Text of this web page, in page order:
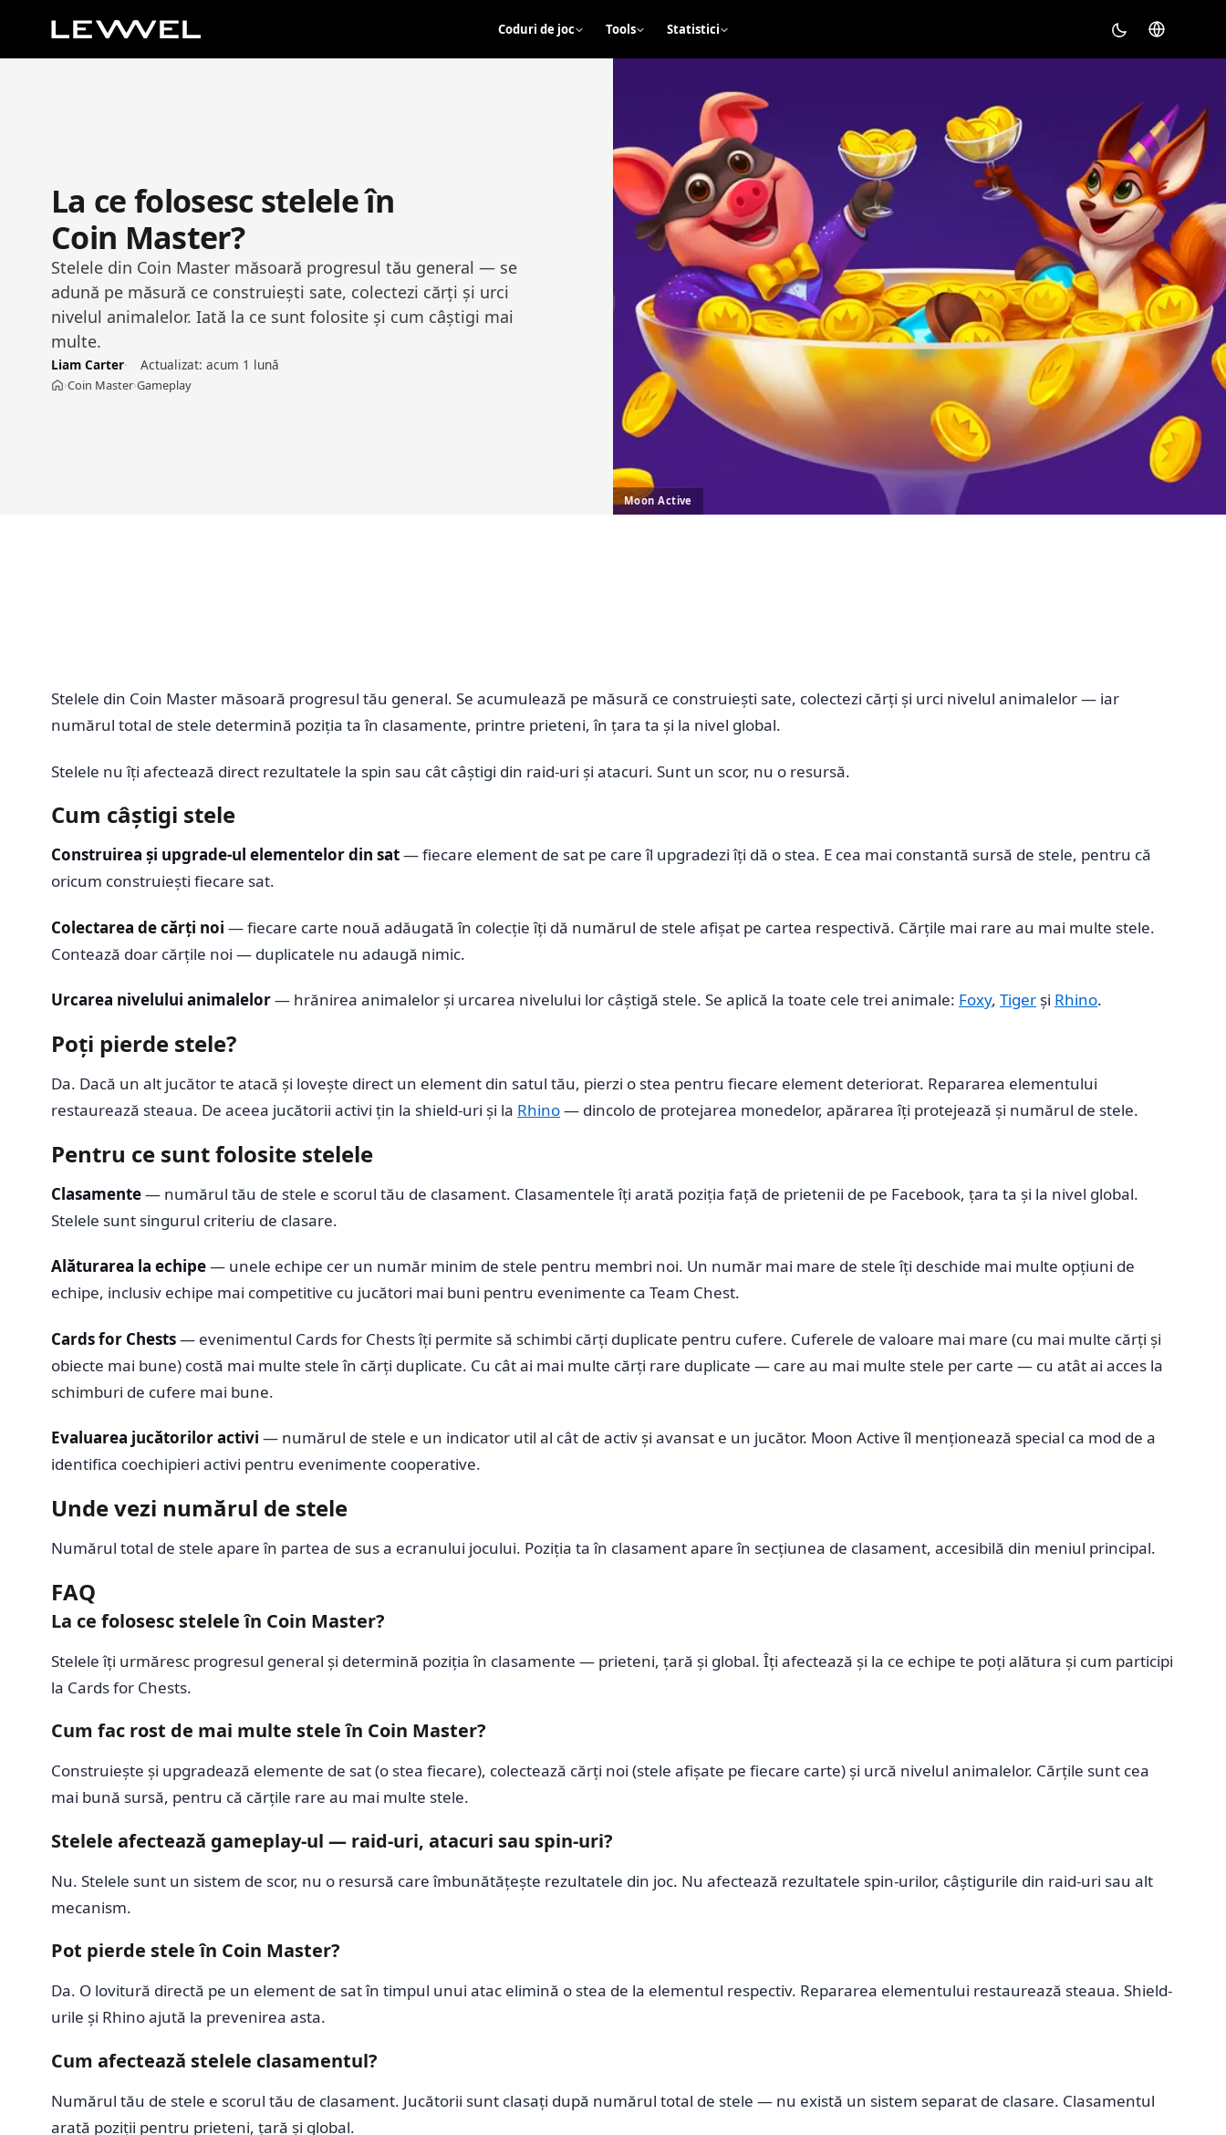
Coduri de joc Tools Statistici
La ce folosesc stelele în
Coin Master?
Stelele din Coin Master măsoară progresul tău general — se
adună pe măsură ce construiești sate, colectezi cărți și urci
nivelul animalelor. Iată la ce sunt folosite și cum câștigi mai
multe.
Liam Carter Actualizat: acum 1 lună
Acasă
›Coin Master›Gameplay
Moon Active
Stelele din Coin Master măsoară progresul tău general. Se acumulează pe măsură ce construiești sate, colectezi cărți și urci nivelul animalelor — iar
numărul total de stele determină poziția ta în clasamente, printre prieteni, în țara ta și la nivel global.
Stelele nu îți afectează direct rezultatele la spin sau cât câștigi din raid-uri și atacuri. Sunt un scor, nu o resursă.
Cum câștigi stele
Construirea și upgrade-ul elementelor din sat— fiecare element de sat pe care îl upgradezi îți dă o stea. E cea mai constantă sursă de stele, pentru că
oricum construiești fiecare sat.
Colectarea de cărți noi — fiecare carte nouă adăugată în colecție îți dă numărul de stele afișat pe cartea respectivă. Cărțile mai rare au mai multe stele.
Contează doar cărțile noi — duplicatele nu adaugă nimic.
Urcarea nivelului animalelor— hrănirea animalelor și urcarea nivelului lor câștigă stele. Se aplică la toate cele trei animale: Foxy, Tiger și Rhino.
Poți pierde stele?
Da. Dacă un alt jucător te atacă și lovește direct un element din satul tău, pierzi o stea pentru fiecare element deteriorat. Repararea elementului
restaurează steaua. De aceea jucătorii activi țin la shield-uri și la Rhino— dincolo de protejarea monedelor, apărarea îți protejează și numărul de stele.
Pentru ce sunt folosite stelele
Clasamente— numărul tău de stele e scorul tău de clasament. Clasamentele îți arată poziția față de prietenii de pe Facebook, țara ta și la nivel global.
Stelele sunt singurul criteriu de clasare.
Alăturarea la echipe— unele echipe cer un număr minim de stele pentru membri noi. Un număr mai mare de stele îți deschide mai multe opțiuni de
echipe, inclusiv echipe mai competitive cu jucători mai buni pentru evenimente ca Team Chest.
Cards for Chests— evenimentul Cards for Chests îți permite să schimbi cărți duplicate pentru cufere. Cuferele de valoare mai mare (cu mai multe cărți și
obiecte mai bune) costă mai multe stele în cărți duplicate. Cu cât ai mai multe cărți rare duplicate — care au mai multe stele per carte — cu atât ai acces la
schimburi de cufere mai bune.
Evaluarea jucătorilor activi — numărul de stele e un indicator util al cât de activ și avansat e un jucător. Moon Active îl menționează special ca mod de a
identifica coechipieri activi pentru evenimente cooperative.
Unde vezi numărul de stele
Numărul total de stele apare în partea de sus a ecranului jocului. Poziția ta în clasament apare în secțiunea de clasament, accesibilă din meniul principal.
FAQ
La ce folosesc stelele în Coin Master?
Stelele îți urmăresc progresul general și determină poziția în clasamente — prieteni, țară și global. Îți afectează și la ce echipe te poți alătura și cum participi
la Cards for Chests.
Cum fac rost de mai multe stele în Coin Master?
Construiește și upgradează elemente de sat (o stea fiecare), colectează cărți noi (stele afișate pe fiecare carte) și urcă nivelul animalelor. Cărțile sunt cea
mai bună sursă, pentru că cărțile rare au mai multe stele.
Stelele afectează gameplay-ul — raid-uri, atacuri sau spin-uri?
Nu. Stelele sunt un sistem de scor, nu o resursă care îmbunătățește rezultatele din joc. Nu afectează rezultatele spin-urilor, câștigurile din raid-uri sau alt
mecanism.
Pot pierde stele în Coin Master?
Da. O lovitură directă pe un element de sat în timpul unui atac elimină o stea de la elementul respectiv. Repararea elementului restaurează steaua. Shield-
urile și Rhino ajută la prevenirea asta.
Cum afectează stelele clasamentul?
Numărul tău de stele e scorul tău de clasament. Jucătorii sunt clasați după numărul total de stele — nu există un sistem separat de clasare. Clasamentul
arată poziții pentru prieteni, țară și global.